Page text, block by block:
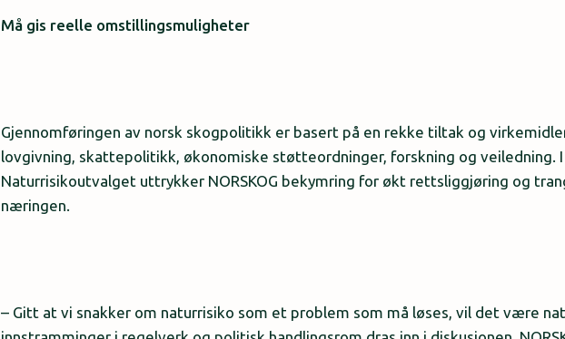
Må gis reelle omstillingsmuligheter
Gjennomføringen av norsk skogpolitikk er basert på en rekke tiltak og
lovgivning, skattepolitikk, økonomiske støtteordninger, forskning og veiledning.
Naturrisikoutvalget uttrykker NORSKOG bekymring for økt rettsliggjøring og
næringen.
– Gitt at vi snakker om naturrisiko som et problem som må løses, vil det være